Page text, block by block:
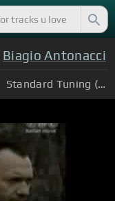
Biagio Antonacci
Standard Tuning (EADGBE)